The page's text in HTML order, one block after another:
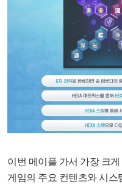
이번 메이플 가서 가장 크
게임의 주요 컨텐츠와 시스